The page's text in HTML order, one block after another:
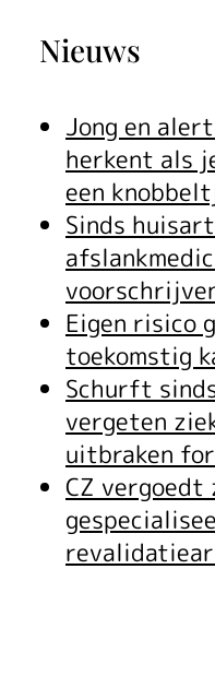
Nieuws
Jong en
herkent als
een
Sinds
Eigen risico
toekomstig
Schurft
vergeten
uitbraken
CZ vergoedt